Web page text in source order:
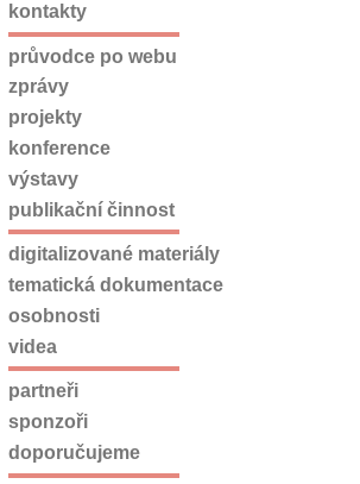
kontakty
průvodce po webu
zprávy
projekty
konference
výstavy
publikační činnost
digitalizované materiály
tematická dokumentace
osobnosti
videa
partneři
sponzoři
doporučujeme